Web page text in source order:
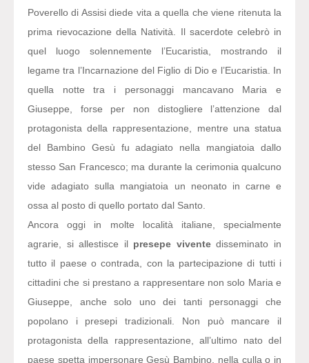
Poverello di Assisi diede vita a quella che viene ritenuta la
prima rievocazione della Natività. Il sacerdote celebrò in
quel luogo solennemente l’Eucaristia, mostrando il
legame tra l’Incarnazione del Figlio di Dio e l’Eucaristia. In
quella notte tra i personaggi mancavano Maria e
Giuseppe, forse per non distogliere l’attenzione dal
protagonista della rappresentazione, mentre una statua
del Bambino Gesù fu adagiato nella mangiatoia dallo
stesso San Francesco; ma durante la cerimonia qualcuno
vide adagiato sulla mangiatoia un neonato in carne e
ossa al posto di quello portato dal Santo.
Ancora oggi in molte località italiane, specialmente
agrarie, si allestisce il presepe viventedisseminato in
tutto il paese o contrada, con la partecipazione di tutti i
cittadini che si prestano a rappresentare non solo Maria e
Giuseppe, anche solo uno dei tanti personaggi che
popolano i presepi tradizionali. Non può mancare il
protagonista della rappresentazione, all’ultimo nato del
paese spetta impersonare Gesù Bambino, nella culla o in